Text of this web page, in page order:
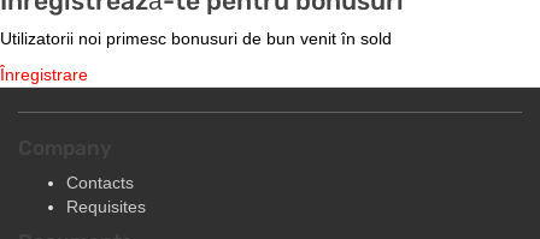
Utilizatorii noi primesc bonusuri de bun venit în sold
Requisites
Documents